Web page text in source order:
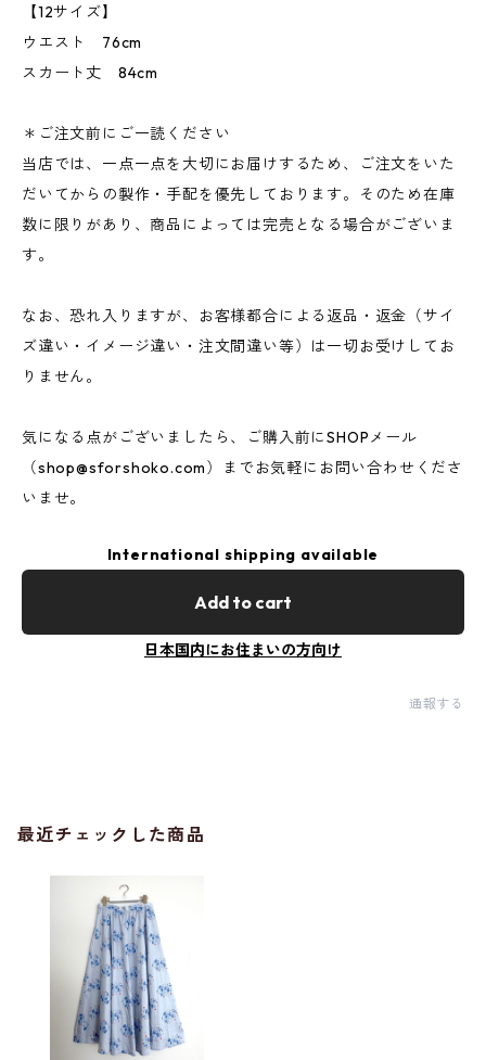
【12サイズ】
ウエスト 76cm
スカート丈 84cm
＊ご注文前にご一読ください
当店では、一点一点を大切にお届けするため、ご注文をいた
だいてからの製作・手配を優先しております。そのため在庫
数に限りがあり、商品によっては完売となる場合がございま
す。
なお、恐れ入りますが、お客様都合による返品・返金（サイ
ズ違い・イメージ違い・注文間違い等）は一切お受けしてお
りません。
気になる点がございましたら、ご購入前にSHOPメール
（shop@sforshoko.com）までお気軽にお問い合わせくださ
いませ。
International shipping available
Add to cart
日本国内にお住まいの方向け
通報する
最近チェックした商品